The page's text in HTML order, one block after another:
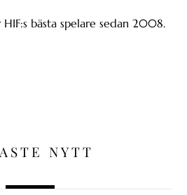
HIF:s bästa spelare sedan 2008.
NYTT